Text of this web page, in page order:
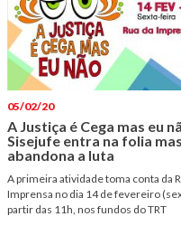
05/02/20
A Justiça é Cega mas eu
Sisejufe entra na folia
abandona a luta
A primeira atividade toma conta da
Imprensa no dia 14 de fevereiro
partir das 11h, nos fundos do TRT